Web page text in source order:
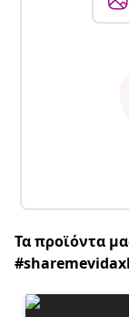
Τα προϊόντα
#sharemevidaxl